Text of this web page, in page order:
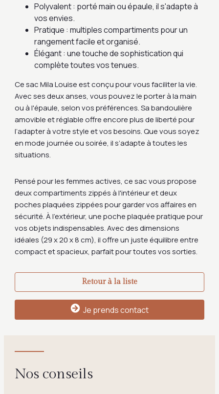
Polyvalent : porté main ou épaule, il s'adapte à
vos envies.
Pratique : multiples compartiments pour un
rangement facile et organisé.
Élégant : une touche de sophistication qui
complète toutes vos tenues.
Ce sac Mila Louise est conçu pour vous faciliter la vie.
Avec ses deux anses, vous pouvez le porter à la main
ou à l'épaule, selon vos préférences. Sa bandoulière
amovible et réglable offre encore plus de liberté pour
l’adapter à votre style et vos besoins. Que vous soyez
en mode journée ou soirée, il s’adapte à toutes les
situations.
Pensé pour les femmes actives, ce sac vous propose
deux compartiments zippés à l'intérieur et deux
poches plaquées zippées pour garder vos affaires en
sécurité. À l’extérieur, une poche plaquée pratique pour
vos objets indispensables. Avec des dimensions
idéales (29 x 20 x 8 cm), il offre un juste équilibre entre
compact et spacieux, parfait pour toutes vos sorties.
Retour à la liste
Je prends contact
Nos conseils